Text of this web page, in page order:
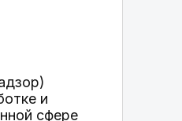
и
сфере